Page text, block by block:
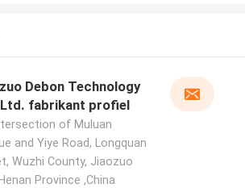
Debon Technology
Ltd. fabrikant profiel
of Muluan
and Yiye Road, Longquan
Wuzhi County, Jiaozuo
Province ,China